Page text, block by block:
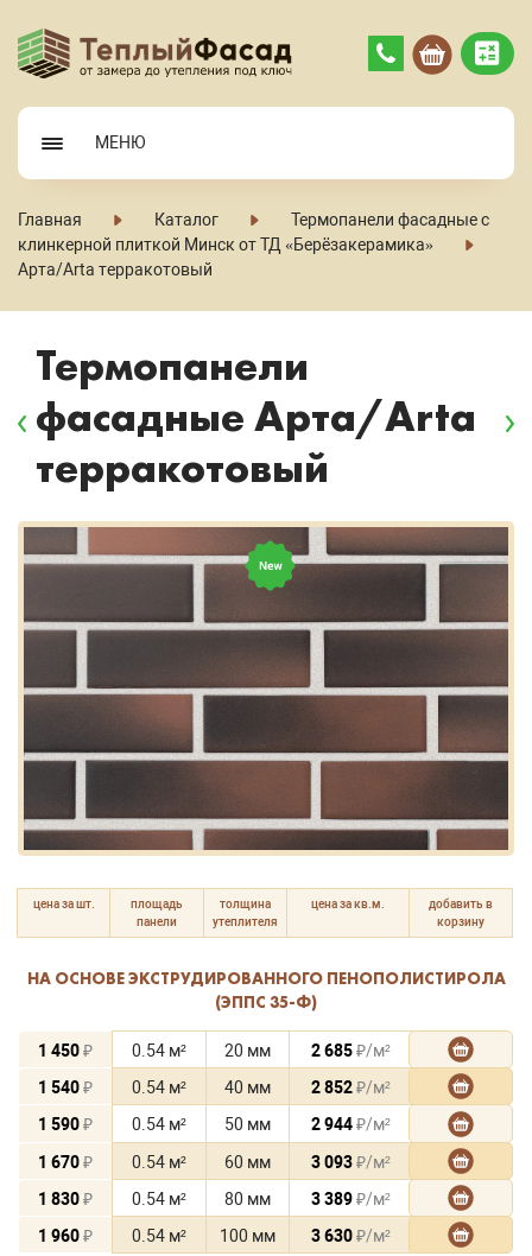
МЕНЮ
Главная Каталог
Термопанели фасадные с
клинкерной плиткой Минск от ТД «Берёзакерамика»
Арта/Arta терракотовый
Термопанели
фасадные Арта/Arta
терракотовый
цена за шт.
площадь
панели
толщина
утеплителя
цена за кв.м.
добавить в
корзину
НА ОСНОВЕ ЭКСТРУДИРОВАННОГО ПЕНОПОЛИСТИРОЛА
(ЭППС 35-Ф)
1 450₽ 0.54 м² 20 мм 2 685₽/м²
1 540₽ 0.54 м² 40 мм 2 852₽/м²
1 590₽ 0.54 м² 50 мм 2 944₽/м²
1 670₽ 0.54 м² 60 мм 3 093₽/м²
1 830₽ 0.54 м² 80 мм 3 389₽/м²
1 960₽ 0.54 м² 100 мм 3 630₽/м²